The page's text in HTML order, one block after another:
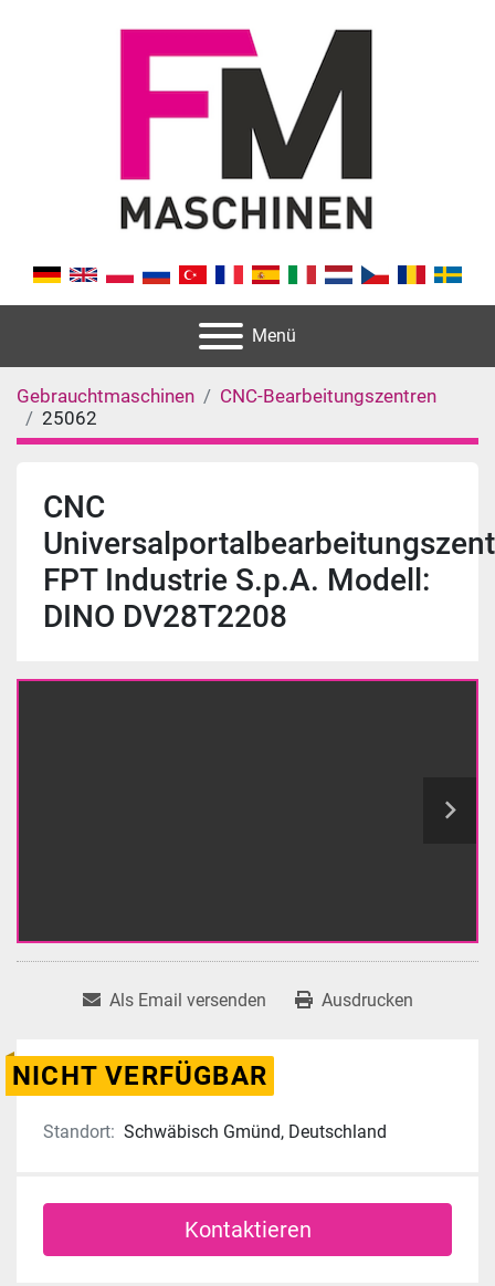
Menü
Gebrauchtmaschinen
CNC-Bearbeitungszentren
25062
CNC
FPT Industrie S.p.A. Modell:
DINO DV28T2208
Als Email versenden Ausdrucken
NICHT VERFÜGBAR
Standort: Schwäbisch Gmünd, Deutschland
Kontaktieren